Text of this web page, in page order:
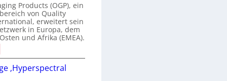
b
Products (OGP), ein
von Quality
erweitert sein
in Europa, dem
und Afrika (EMEA).
‚Hyperspectral